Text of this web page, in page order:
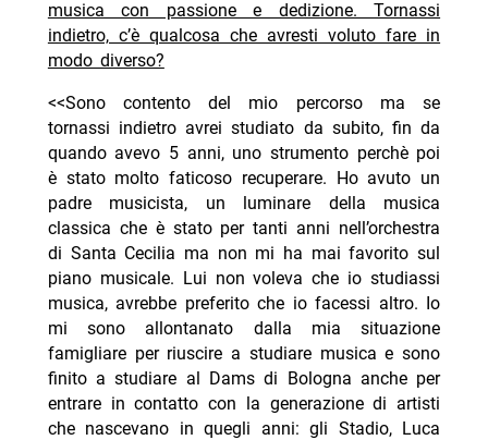
musica con passione e dedizione. Tornassi
indietro, c’è qualcosa che avresti voluto fare in
modo diverso?
<<Sono contento del mio percorso ma se
tornassi indietro avrei studiato da subito, fin da
quando avevo 5 anni, uno strumento perchè poi
è stato molto faticoso recuperare. Ho avuto un
padre musicista, un luminare della musica
classica che è stato per tanti anni nell’orchestra
di Santa Cecilia ma non mi ha mai favorito sul
piano musicale. Lui non voleva che io studiassi
musica, avrebbe preferito che io facessi altro. Io
mi sono allontanato dalla mia situazione
famigliare per riuscire a studiare musica e sono
finito a studiare al Dams di Bologna anche per
entrare in contatto con la generazione di artisti
che nascevano in quegli anni: gli Stadio, Luca